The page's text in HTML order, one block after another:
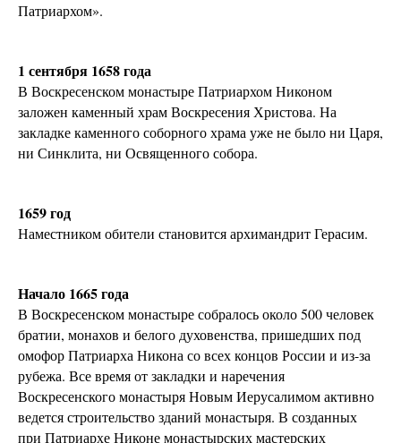
Патриархом».
1 сентября 1658 года
В Воскресенском монастыре Патриархом Никоном
заложен каменный храм Воскресения Христова. На
закладке каменного соборного храма уже не было ни Царя,
ни Синклита, ни Освященного собора.
1659 год
Наместником обители становится архимандрит Герасим.
Начало 1665 года
В Воскресенском монастыре собралось около 500 человек
братии, монахов и белого духовенства, пришедших под
омофор Патриарха Никона со всех концов России и из-за
рубежа. Все время от закладки и наречения
Воскресенского монастыря Новым Иерусалимом активно
ведется строительство зданий монастыря. В созданных
при Патриархе Никоне монастырских мастерских